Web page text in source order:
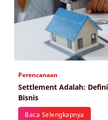
Perencanaan
Settlement Adalah:
Bisnis
Baca Selengkapnya